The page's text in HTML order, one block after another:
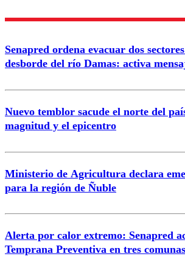
Correo
Senapred ordena evacuar dos
desborde del río Damas: activa
Nuevo temblor sacude el norte del
magnitud y el epicentro
Ministerio de Agricultura declara
para la región de Ñuble
Alerta por calor extremo: Senapred
Temprana Preventiva en tres comunas